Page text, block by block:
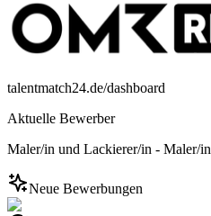
talentmatch24.de/dashboard
Aktuelle Bewerber
Maler/in und Lackierer/in - Maler/in
Neue Bewerbungen